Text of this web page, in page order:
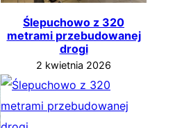
Ślepuchowo z 320
metrami przebudowanej
drogi
2 kwietnia 2026